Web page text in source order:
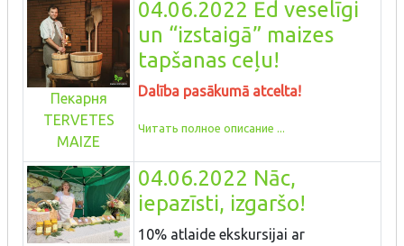
Пекарня
TERVETES
MAIZE
04.06.2022 Ēd veselīgi
un “izstaigā” maizes
tapšanas ceļu!
Dalība pasākumā atcelta!
Читать полное описание ...
04.06.2022 Nāc,
iepazīsti, izgaršo!
10% atlaide ekskursijai ar